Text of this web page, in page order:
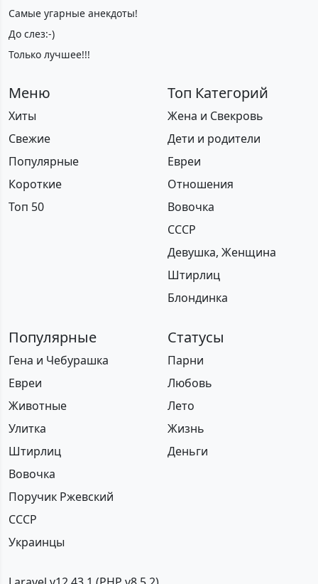
Самые угарные анекдоты!
До слез:-)
Только лучшее!!!
Меню
Хиты
Свежие
Популярные
Короткие
Топ 50
Топ Категорий
Жена и Свекровь
Дети и родители
Евреи
Отношения
Вовочка
СССР
Девушка, Женщина
Штирлиц
Блондинка
Популярные
Гена и Чебурашка
Евреи
Животные
Улитка
Штирлиц
Вовочка
Поручик Ржевский
СССР
Украинцы
Статусы
Парни
Любовь
Лето
Жизнь
Деньги